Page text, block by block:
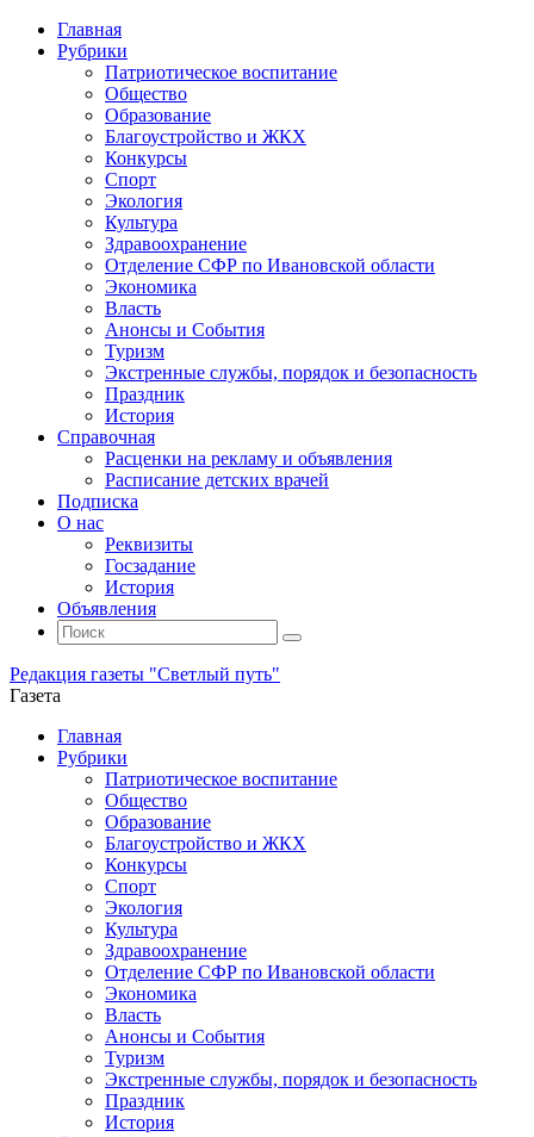
Главная
Рубрики
Патриотическое воспитание
Общество
Образование
Благоустройство и ЖКХ
Конкурсы
Спорт
Экология
Культура
Здравоохранение
Отделение СФР по Ивановской области
Экономика
Власть
Анонсы и События
Туризм
Экстренные службы, порядок и безопасность
Праздник
История
Справочная
Расценки на рекламу и объявления
Расписание детских врачей
Подписка
О нас
Реквизиты
Госзадание
История
Объявления
Поиск
Искать:
Поиск
Редакция газеты "Светлый путь"
Газета
Промотать
содержимому
Главная
Рубрики
Патриотическое воспитание
Общество
Образование
Благоустройство и ЖКХ
Конкурсы
Спорт
Экология
Культура
Здравоохранение
Отделение СФР по Ивановской области
Экономика
Власть
Анонсы и События
Туризм
Экстренные службы, порядок и безопасность
Праздник
История